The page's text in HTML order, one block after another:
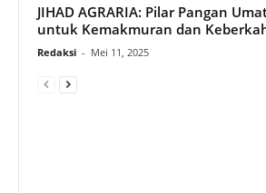
JIHAD AGRARIA: Pilar Pangan
untuk Kemakmuran dan
Redaksi - Mei 11, 2025